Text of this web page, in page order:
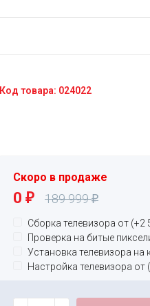
Код товара: 024022
Скоро в продаже
0 ₽ 189 999₽
Сборка телевизора от (+2
Проверка на битые
Установка телевизора на
Настройка телевизора от